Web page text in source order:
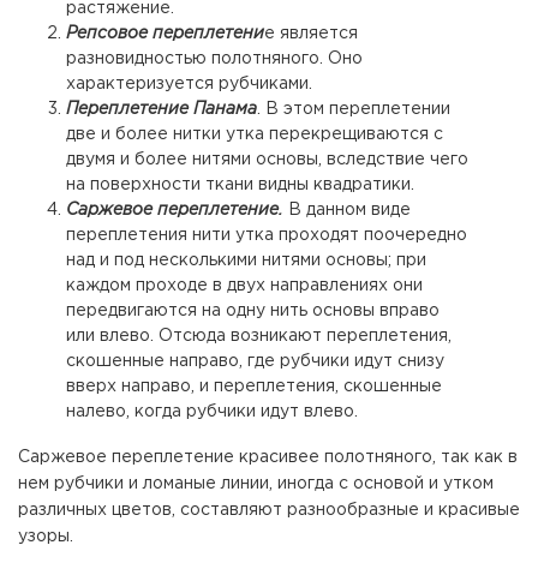
растяжение.
Репсовое переплетение является
разновидностью полотняного. Оно
характеризуется рубчиками.
Переплетение Панама. В этом переплетении
две и более нитки утка перекрещиваются с
двумя и более нитями основы, вследствие чего
на поверхности ткани видны квадратики.
Саржевое переплетение. В данном виде
переплетения нити утка проходят поочередно
над и под несколькими нитями основы; при
каждом проходе в двух направлениях они
передвигаются на одну нить основы вправо
или влево. Отсюда возникают переплетения,
скошенные направо, где рубчики идут снизу
вверх направо, и переплетения, скошенные
налево, когда рубчики идут влево.
Саржевое переплетение красивее полотняного, так как в
нем рубчики и ломаные линии, иногда с основой и утком
различных цветов, составляют разнообразные и красивые
узоры.